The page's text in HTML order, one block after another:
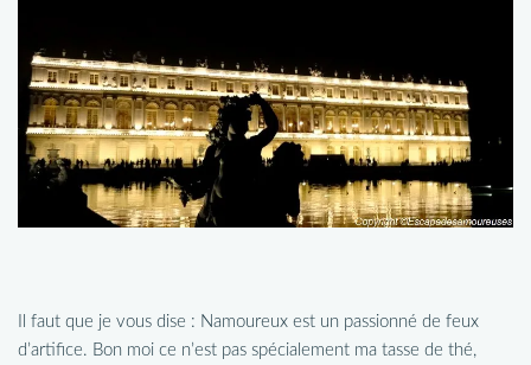
Il faut que je vous dise : Namoureux est un passionné de feux
d’artifice. Bon moi ce n’est pas spécialement ma tasse de thé,